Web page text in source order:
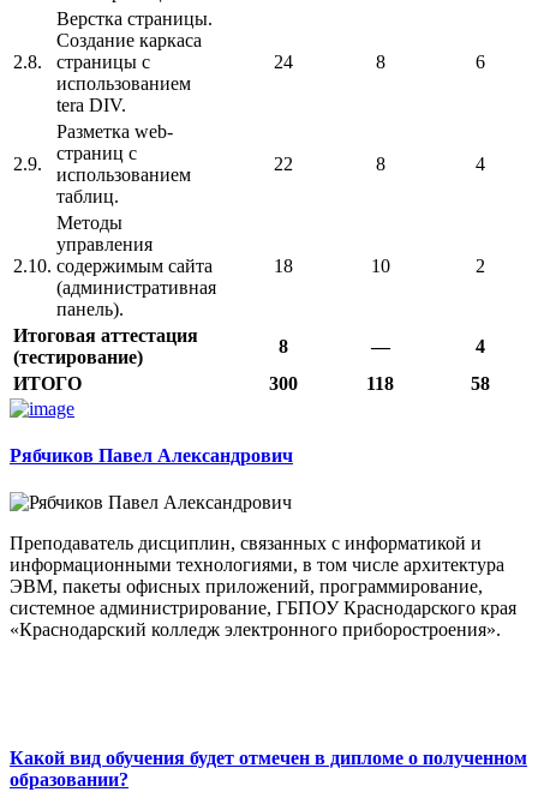
2.8.
Верстка страницы.
Создание каркаса
страницы с
использованием
tera DIV.
24 8 6
2.9.
Разметка web-
страниц с
использованием
таблиц.
22 8 4
2.10.
Методы
управления
содержимым сайта
(административная
панель).
18 10 2
Итоговая аттестация
(тестирование)
8 —
4
ИТОГО
300 118 58
Рябчиков Павел Александрович
Преподаватель дисциплин, связанных с информатикой и
информационными технологиями, в том числе архитектура
ЭВМ, пакеты офисных приложений, программирование,
системное администрирование, ГБПОУ Краснодарского края
«Краснодарский колледж электронного приборостроения».
Какой вид обучения будет отмечен в дипломе о полученном
образовании?